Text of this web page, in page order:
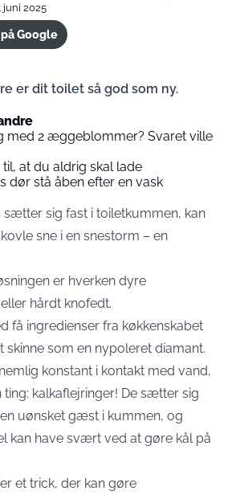
juni 2025
Google
er dit toilet så god som ny.
med 2 æggeblommer? Svaret ville
at du aldrig skal lade
dør stå åben efter en vask
sætter sig fast i toiletkummen, kan
sne i en snestorm – en
er hverken dyre
hårdt knofedt.
få ingredienser fra køkkenskabet
skinne som en nypoleret diamant.
konstant i kontakt med vand,
kalkaflejringer! De sætter sig
uønsket gæst i kummen, og
kan have svært ved at gøre kål på
et trick, der kan gøre